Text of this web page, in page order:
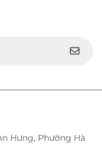
Hưng, Phường Hà